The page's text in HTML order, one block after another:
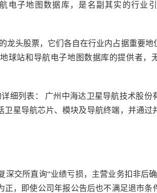
电子地图数据库，是名副其实的行业
龙头股票，它们各自在行业内占据重要地
球站和导航电子地图数据库的提供者，
细列表： 广州中海达卫星导航技术股份
卫星导航芯片、模块及导航终端，并通过
深交所直询“业绩亏损，主营业务扣非后
，即使公司年报公告后也不满足退市条